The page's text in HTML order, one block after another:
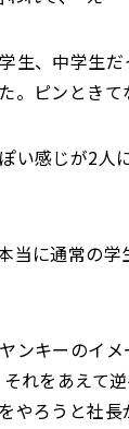
学生、中学生
。ピンときて
い感じが2人
当に通常の
ヤンキーのイ
れをあえて
やろうと社長